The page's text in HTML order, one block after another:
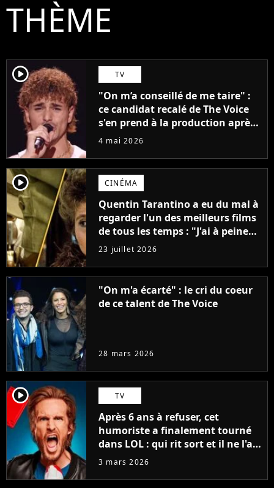
THÈME
player2 TV
"On m’a conseillé de me taire" :
ce candidat recalé de The Voice
s'en prend à la production après
la diffusion du dernier épisode
4 mai 2026
player2 CINÉMA
Quentin Tarantino a eu du mal à
regarder l'un des meilleurs films
de tous les temps : "J'ai à peine
réussi à aller jusqu'au générique
de fin"
23 juillet 2026
"On m'a écarté" : le cri du coeur
de ce talent de The Voice
28 mars 2026
player2 TV
Après 6 ans à refuser, cet
humoriste a finalement tourné
dans LOL : qui rit sort et il ne l'a
pas fait pour l'argent, "J'ai
3 mars 2026